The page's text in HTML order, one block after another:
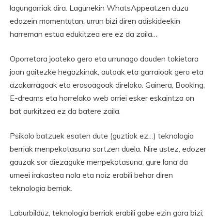
lagungarriak dira. Lagunekin WhatsAppeatzen duzu
edozein momentutan, urrun bizi diren adiskideekin
harreman estua edukitzea ere ez da zaila…
Oporretara joateko gero eta urrunago dauden tokietara
joan gaitezke hegazkinak, autoak eta garraioak gero eta
azakarragoak eta erosoagoak direlako. Gainera, Booking,
E-dreams eta horrelako web orriei esker eskaintza on
bat aurkitzea ez da batere zaila.
Psikolo batzuek esaten dute (guztiok ez…) teknologia
berriak menpekotasuna sortzen duela. Nire ustez, edozer
gauzak sor diezaguke menpekotasuna, gure lana da
umeei irakastea nola eta noiz erabili behar diren
teknologia berriak.
Laburbilduz, teknologia berriak erabili gabe ezin gara bizi;